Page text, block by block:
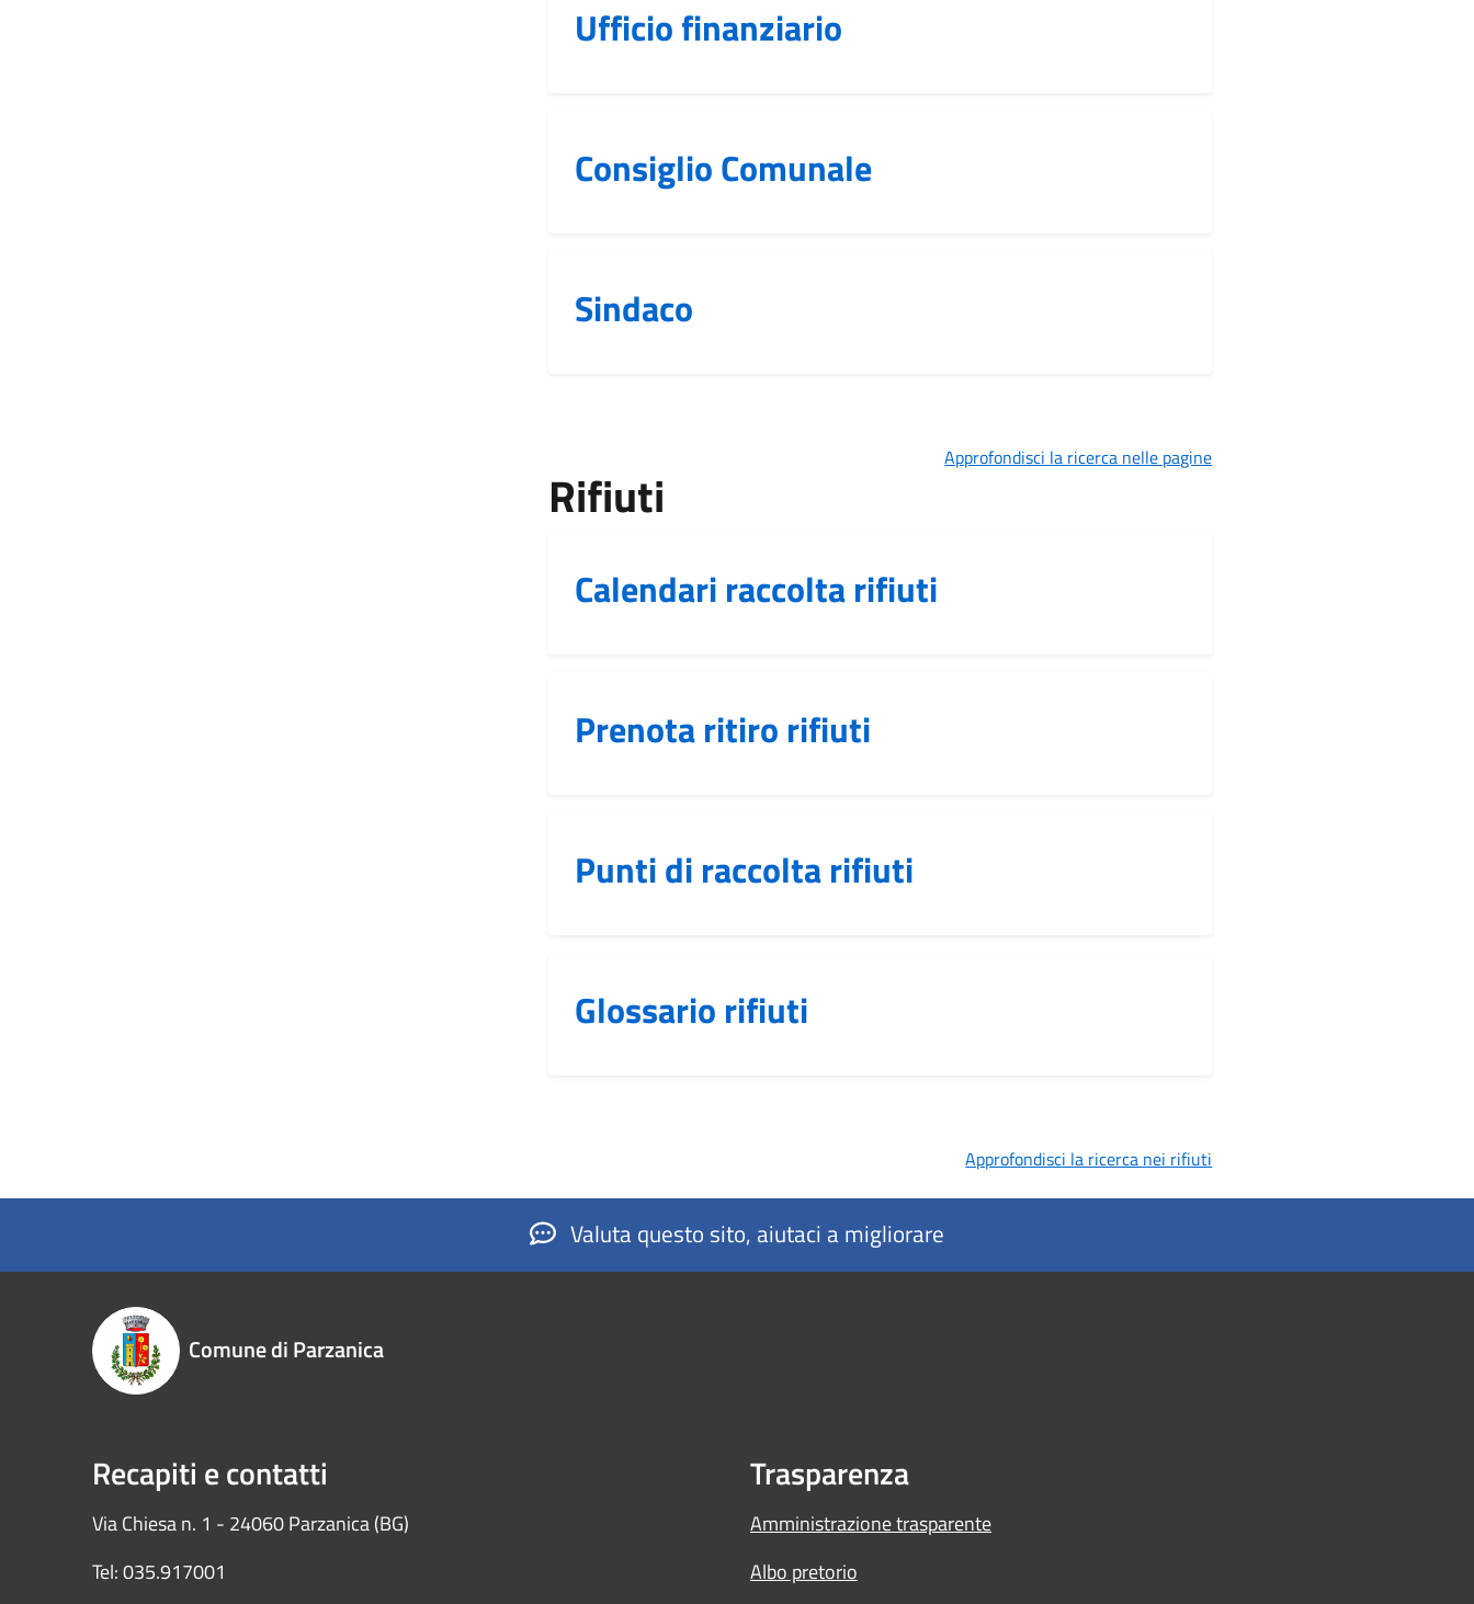
Ufficio finanziario
Consiglio Comunale
Sindaco
Approfondisci la ricerca nelle pagine
Rifiuti
Calendari raccolta rifiuti
Prenota ritiro rifiuti
Punti di raccolta rifiuti
Glossario rifiuti
Approfondisci la ricerca nei rifiuti
Valuta questo sito, aiutaci a migliorare
Comune di Parzanica
Recapiti e contatti
Via Chiesa n. 1 - 24060 Parzanica (BG)
Tel: 035.917001
Trasparenza
Amministrazione trasparente
Albo pretorio